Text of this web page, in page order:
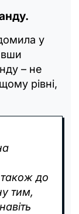
у
– не
рівні,
до
тим,